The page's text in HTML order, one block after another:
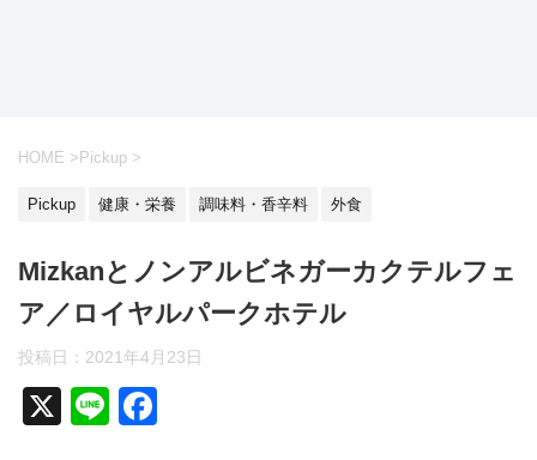
HOME >Pickup >
Pickup 健康・栄養 調味料・香辛料 外食
Mizkanとノンアルビネガーカクテルフェ
ア／ロイヤルパークホテル
投稿日：2021年4月23日
X
Li